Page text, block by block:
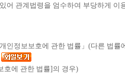
어 관계법령을 엄수하여 부당하게 이
인정보보호에 관한 법률」(다른 법률
호에 관한 법률]의 경우)